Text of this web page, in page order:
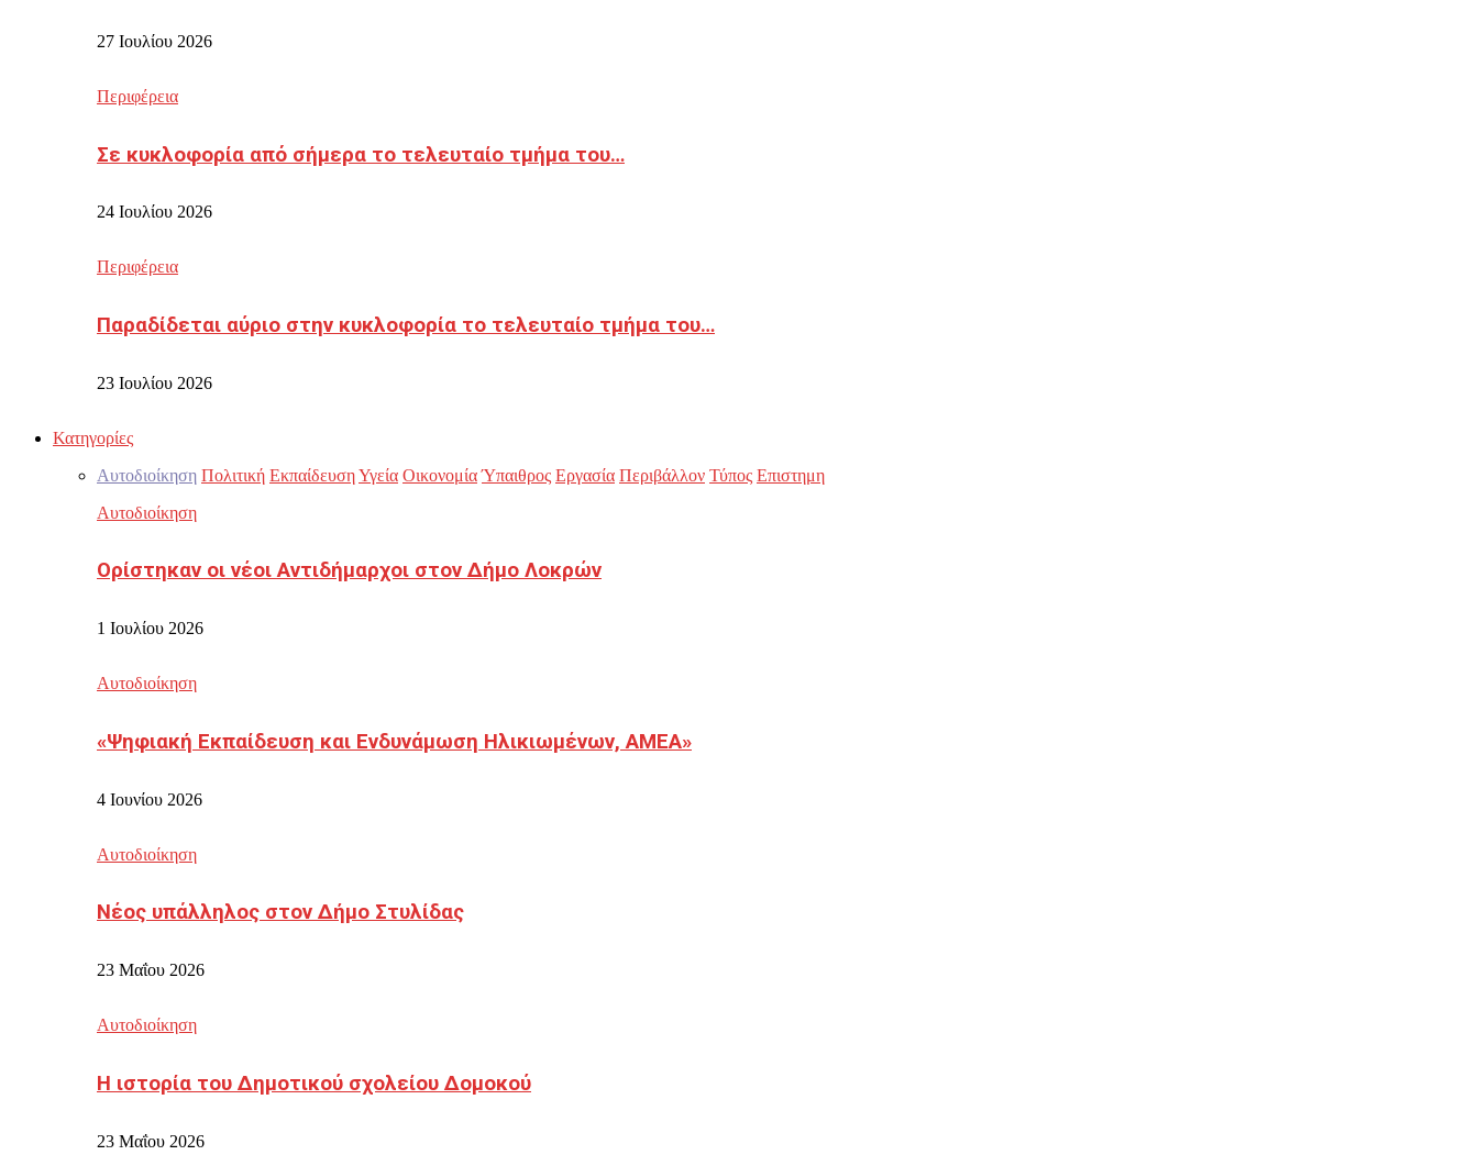
27 Ιουλίου 2026
Περιφέρεια
Σε κυκλοφορία από σήμερα το τελευταίο τμήμα του…
24 Ιουλίου 2026
Περιφέρεια
Παραδίδεται αύριο στην κυκλοφορία το τελευταίο τμήμα του…
23 Ιουλίου 2026
Κατηγορίες
Αυτοδιοίκηση Πολιτική ΕκπαίδευσηΥγεία Οικονομία Ύπαιθρος Εργασία Περιβάλλον Τύπος Επιστημη
Αυτοδιοίκηση
Ορίστηκαν οι νέοι Αντιδήμαρχοι στον Δήμο Λοκρών
1 Ιουλίου 2026
Αυτοδιοίκηση
«Ψηφιακή Εκπαίδευση και Ενδυνάμωση Ηλικιωμένων, ΑΜΕΑ»
4 Ιουνίου 2026
Αυτοδιοίκηση
Νέος υπάλληλος στον Δήμο Στυλίδας
23 Μαΐου 2026
Αυτοδιοίκηση
Η ιστορία του Δημοτικού σχολείου Δομοκού
23 Μαΐου 2026